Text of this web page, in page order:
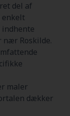
del af
enkelt
indhente
nær Roskilde.
maler
dækker